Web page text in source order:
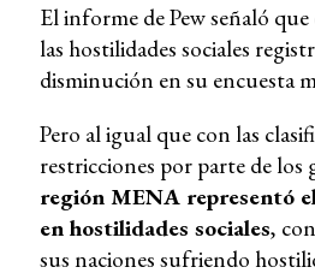
El informe de Pew señaló
las hostilidades sociales
disminución en su encuesta
Pero al igual que con las
restricciones por parte de los
región MENA representó
en hostilidades sociales,
sus naciones sufriendo